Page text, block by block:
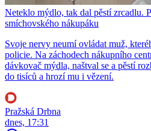
Neteklo mýdlo, tak dal pěstí zrcadlu.
smíchovského nákupáku
Svoje nervy neumí ovládat muž,
policie. Na záchodech nákupního
dávkovač mýdla, naštval se a pěstí
do tisíců a hrozí mu i vězení.
Pražská Drbna
dnes, 17:31